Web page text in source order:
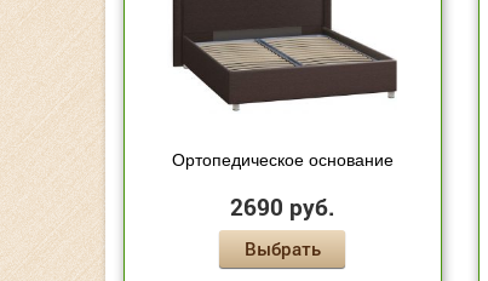
Ортопедическое основание
2690 руб.
Выбрать